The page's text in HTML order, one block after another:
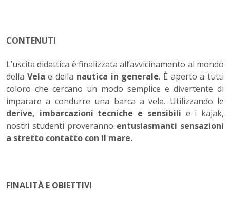
CONTENUTI
L’uscita didattica è finalizzata all’avvicinamento al mondo
della Vela e della nautica in generale. È aperto a tutti
coloro che cercano un modo semplice e divertente di
imparare a condurre una barca a vela. Utilizzando le
derive, imbarcazioni tecniche e sensibili e i kajak,
nostri studenti proveranno entusiasmanti sensazioni
a stretto contatto con il mare.
FINALITÀ E OBIETTIVI